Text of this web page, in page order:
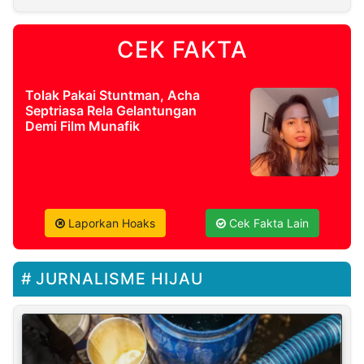
CEK FAKTA
Tolak Pakai Stuntman, Acha
Septriasa Rela Gelantungan
Demi Film Munafik
Laporkan Hoaks Cek Fakta Lain
JURNALISME HIJAU